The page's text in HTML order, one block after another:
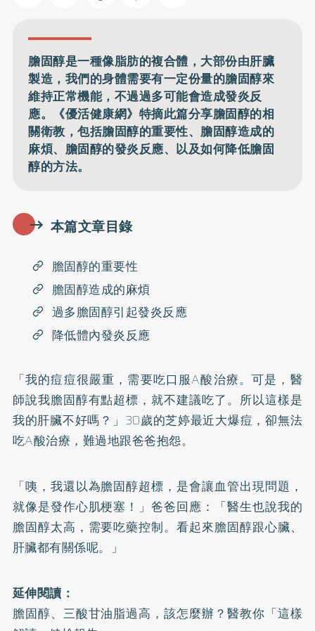
膽固醇是一種像脂肪的複合體，大部份由肝臟
製造，我們的身體需要有一定份量的膽固醇來
維持正常機能，不過過多可能會造成發炎反
應。《優活健康網》特摘此篇分享膽固醇的相
關衛教，包括膽固醇的重要性、膽固醇造成的
麻煩、膽固醇的發炎反應、以及如何降低膽固
醇的方法。
本篇文章目錄
膽固醇的重要性
膽固醇造成的麻煩
過多膽固醇引起發炎反應
降低體內發炎反應
「我的痘痘很嚴重，需要吃口服A酸治療。可是，醫
師說我膽固醇有點超標，就不建議吃了。所以這樣是
我的肝臟不好嗎？」30歲的芝婷最近大爆痘，卻無法
吃A酸治療，難過地跟爸爸抱怨。
「咦，我還以為膽固醇超標，是會讓血管出現問題，
就像是發作心肌梗塞！」爸爸回應：「醫生也說我的
膽固醇太高，需要吃藥控制。看起來膽固醇跟心臟、
肝臟都有關係呢。」
延伸閱讀：
膽固醇、三酸甘油脂過高，該怎麼辦？醫教你「這樣